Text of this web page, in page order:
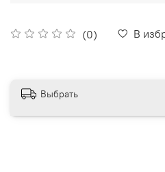
(0) В
Выбрать